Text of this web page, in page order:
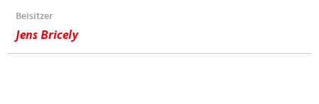
Beisitzer
Jens Bricely